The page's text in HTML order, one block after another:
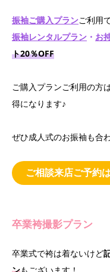
振袖ご購入プランご利用
振袖レンタルプラン ・ お
ト20％OFF
ご購入プランご利用の方
得になります♪
ぜひ成人式のお振袖も合
ご相談来店ご予約
卒業袴撮影プラン
卒業式で袴は着ないけど